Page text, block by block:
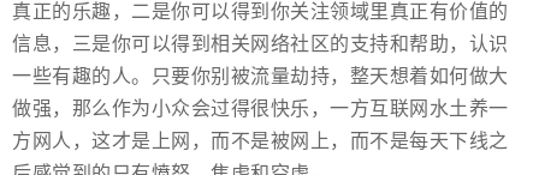
真正的乐趣，二是你可以得到你关注领域里真正有价值的
信息，三是你可以得到相关网络社区的支持和帮助，认识
一些有趣的人。只要你别被流量劫持，整天想着如何做大
做强，那么作为小众会过得很快乐，一方互联网水土养一
方网人，这才是上网，而不是被网上，而不是每天下线之